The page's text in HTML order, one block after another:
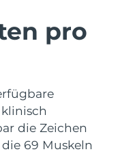
pro
die Zeichen
69 Muskeln
Lieferung 8/8/26
Lieferung
Lieferung8/14/26